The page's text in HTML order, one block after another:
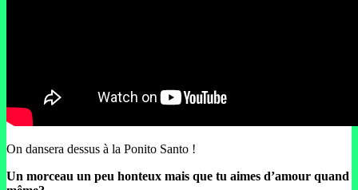
On dansera dessus à la Ponito Santo !
Un morceau un peu honteux mais que tu aimes d’amour quand